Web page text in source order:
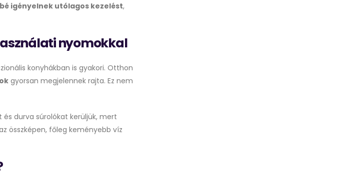
igényelnek utólagos kezelést,
nyomokkal
konyhákban is gyakori. Otthon
gyorsan megjelennek rajta. Ez nem
és durva súrolókat kerüljük, mert
összképen, főleg keményebb víz